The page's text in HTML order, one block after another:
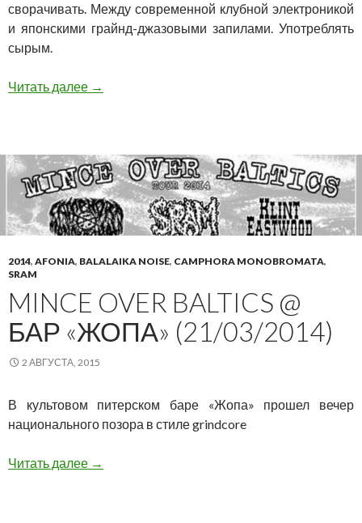
сворачивать. Между современной клубной электроникой
и японскими грайнд-джазовыми запилами. Употреблять
сырым.
Читать далее Фестиваль гражданской музыки +Черная
→
2014, AFONIA, BALALAIKA NOISE, CAMPHORA MONOBROMATA,
SRAM
MINCE OVER BALTICS @
БАР «ЖОПА» (21/03/2014)
2 АВГУСТА, 2015
В культовом питерском баре «Жопа» прошел вечер
национального позора в стиле grindcore
Читать далее Mince Over Baltics @ бар «Жопа» (21/03/2014)
→